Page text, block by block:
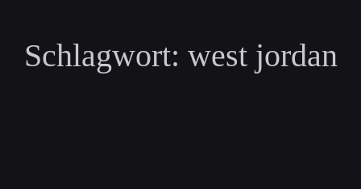
Schlagwort: west jordan